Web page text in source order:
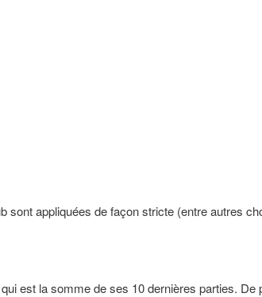
sont appliquées de façon stricte (entre autres
est la somme de ses 10 dernières parties.